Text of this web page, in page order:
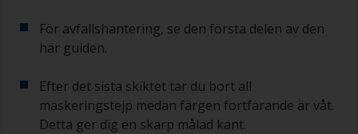
För avfallshantering, se den första delen av den
här guiden.
Efter det sista skiktet tar du bort all
maskeringstejp medan färgen fortfarande är våt.
Detta ger dig en skarp målad kant.